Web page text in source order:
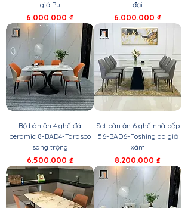
giả Pu
Giá
6.000.000 ₫
đại
Giá
6.000.000 ₫
Bộ bàn ăn 4 ghế đá
ceramic 8-BAD4-Tarasco
sang trọng
Giá
6.500.000 ₫
Set bàn ăn 6 ghế nhà bếp
56-BAD6-Foshing da giả
xám
Giá
8.200.000 ₫